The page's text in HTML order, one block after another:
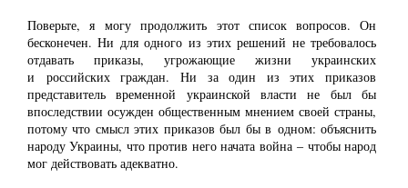
Поверьте, я могу продолжить этот список вопросов. Он
бесконечен. Ни для одного из этих решений не требовалось
отдавать приказы, угрожающие жизни украинских
и российских граждан. Ни за один из этих приказов
представитель временной украинской власти не был бы
впоследствии осужден общественным мнением своей страны,
потому что смысл этих приказов был бы в одном: объяснить
народу Украины, что против него начата война ‒ чтобы народ
мог действовать адекватно.